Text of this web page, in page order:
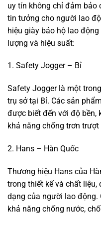
uy tín không chỉ đảm
tin tưởng cho người lao
hiệu giày bảo hộ lao
lượng và hiệu suất:
1. Safety Jogger – Bỉ
Safety Jogger là một
trụ sở tại Bỉ. Các sản
được biết đến với độ bền,
khả năng chống trơn trượt
2. Hans – Hàn Quốc
Thương hiệu Hans của
trong thiết kế và chất
dạng của người lao động.
khả năng chống nước,